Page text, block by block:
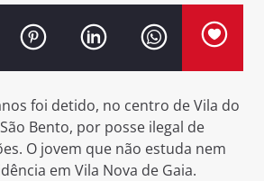
foi detido, no centro de Vila do
Bento, por posse ilegal de
O jovem que não estuda nem
em Vila Nova de Gaia.